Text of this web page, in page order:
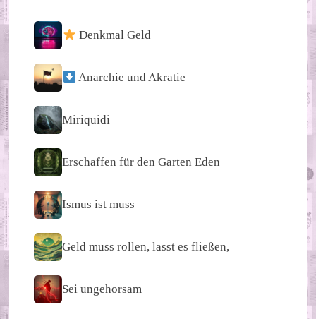
Denkmal Geld
Anarchie und Akratie
Miriquidi
Erschaffen für den Garten Eden
Ismus ist muss
Geld muss rollen, lasst es fließen,
Sei ungehorsam